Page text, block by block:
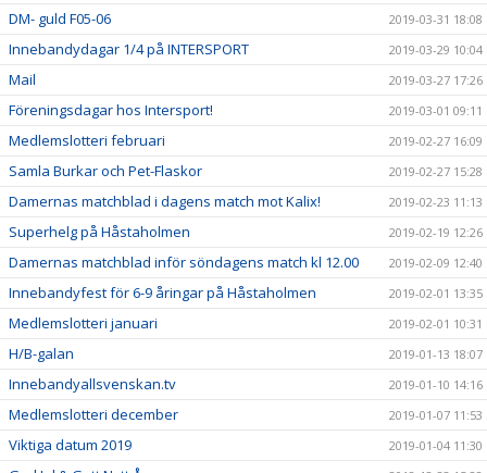
DM- guld F05-06 2019-03-31 18:08
Innebandydagar 1/4 på INTERSPORT 2019-03-29 10:04
Mail 2019-03-27 17:26
Föreningsdagar hos Intersport! 2019-03-01 09:11
Medlemslotteri februari 2019-02-27 16:09
Samla Burkar och Pet-Flaskor 2019-02-27 15:28
Damernas matchblad i dagens match mot Kalix! 2019-02-23 11:13
Superhelg på Håstaholmen 2019-02-19 12:26
Damernas matchblad inför söndagens match kl 12.00 2019-02-09 12:40
Innebandyfest för 6-9 åringar på Håstaholmen 2019-02-01 13:35
Medlemslotteri januari 2019-02-01 10:31
H/B-galan 2019-01-13 18:07
Innebandyallsvenskan.tv 2019-01-10 14:16
Medlemslotteri december 2019-01-07 11:53
Viktiga datum 2019 2019-01-04 11:30